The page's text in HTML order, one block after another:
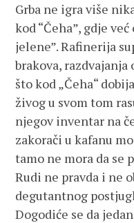
Grba ne igra više
kod “Čeha”, gdje
jelene”. Rafinerija
brakova,
što kod „Čeha“
živog u svom tom
njegov inventar na
zakorači u kafanu
tamo ne mora da se
Rudi ne pravda i ne
degutantnog
Dogodiće se da